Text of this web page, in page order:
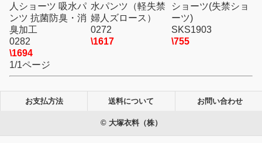
人ショーツ 吸水パ
ンツ 抗菌防臭・消
臭加工
0282
\1694
水パンツ（軽失禁
婦人ズロース）
0272
\1617
ショーツ(失禁ショ
ーツ)
SKS1903
\755
1/1ページ
お支払方法 送料について お問い合わせ
© 大塚衣料（株）